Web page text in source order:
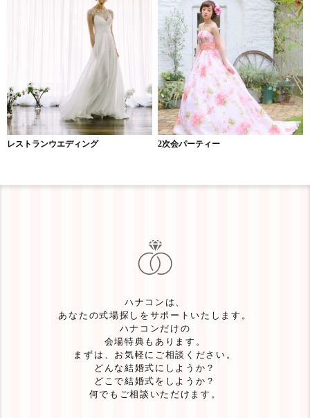
レストランウエディング 2次会パーティー
ハナコンは、
あなたの式場探しをサポートいたします。
ハナコンだけの
会場特典もあります。
まずは、お気軽にご相談ください。
どんな結婚式にしようか？
どこで結婚式をしようか？
何でもご相談いただけます。